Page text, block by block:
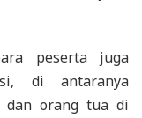
peserta juga
di antaranya
dan orang tua di